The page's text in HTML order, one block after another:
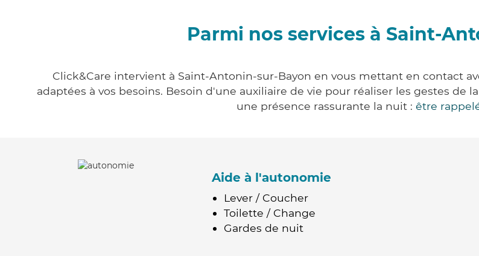
Parmi nos services à Saint-
Click&Care intervient à Saint-Antonin-sur-Bayon en vous mettant en contact
adaptées à vos besoins. Besoin d'une auxiliaire de vie pour réaliser les gestes
une présence rassurante la nuit : être
Aide à l'autonomie
Lever / Coucher
Toilette / Change
Gardes de nuit